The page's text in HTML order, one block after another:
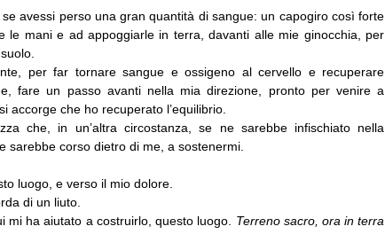
avessi perso una gran quantità di sangue: un capogiro così forte
le mani e ad appoggiarle in terra, davanti alle mie ginocchia, per
per far tornare sangue e ossigeno al cervello e recuperare
fare un passo avanti nella mia direzione, pronto per venire a
accorge che ho recuperato l’equilibrio.
che, in un’altra circostanza, se ne sarebbe infischiato nella
sarebbe corso dietro di me, a sostenermi.
luogo, e verso il mio dolore.
di un liuto.
mi ha aiutato a costruirlo, questo luogo. Terreno sacro, ora in terra